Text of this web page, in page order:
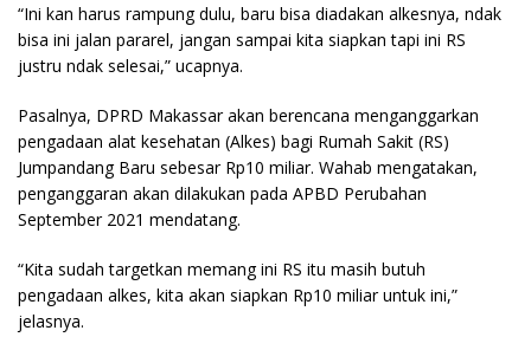
“Ini kan harus rampung dulu, baru bisa diadakan alkesnya, ndak
bisa ini jalan pararel, jangan sampai kita siapkan tapi ini RS
justru ndak selesai,” ucapnya.
Pasalnya, DPRD Makassar akan berencana menganggarkan
pengadaan alat kesehatan (Alkes) bagi Rumah Sakit (RS)
Jumpandang Baru sebesar Rp10 miliar. Wahab mengatakan,
penganggaran akan dilakukan pada APBD Perubahan
September 2021 mendatang.
“Kita sudah targetkan memang ini RS itu masih butuh
pengadaan alkes, kita akan siapkan Rp10 miliar untuk ini,”
jelasnya.